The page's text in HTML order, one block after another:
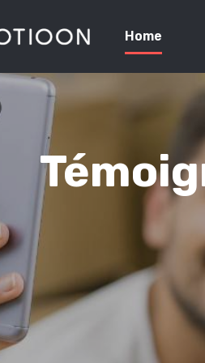
Home